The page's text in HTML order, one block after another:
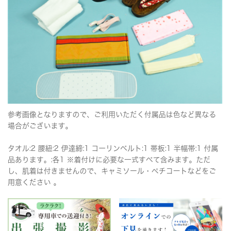
参考画像となりますので、ご利用いただく付属品は色など異なる
場合がございます。
タオル:2 腰紐:2 伊達締:1 コーリンベルト:1 帯板:1 半幅帯:1 付属
品あります。:各1 ※着付けに必要な一式すべて含みます。ただ
し、肌着は付きませんので、キャミソール・ペチコートなどをご
用意ください 。